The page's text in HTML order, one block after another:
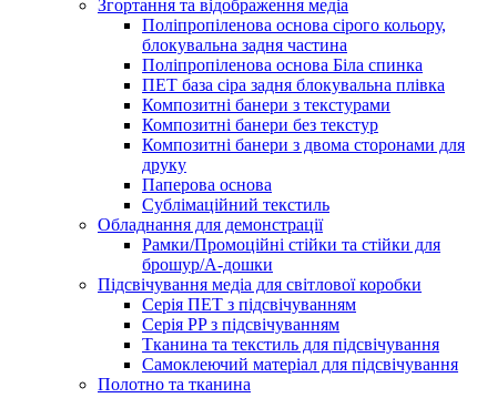
Згортання та відображення медіа
Поліпропіленова основа сірого кольору,
блокувальна задня частина
Поліпропіленова основа Біла спинка
ПЕТ база сіра задня блокувальна плівка
Композитні банери з текстурами
Композитні банери без текстур
Композитні банери з двома сторонами для
друку
Паперова основа
Сублімаційний текстиль
Обладнання для демонстрації
Рамки/Промоційні стійки та стійки для
брошур/А-дошки
Підсвічування медіа для світлової коробки
Серія ПЕТ з підсвічуванням
Серія PP з підсвічуванням
Тканина та текстиль для підсвічування
Самоклеючий матеріал для підсвічування
Полотно та тканина